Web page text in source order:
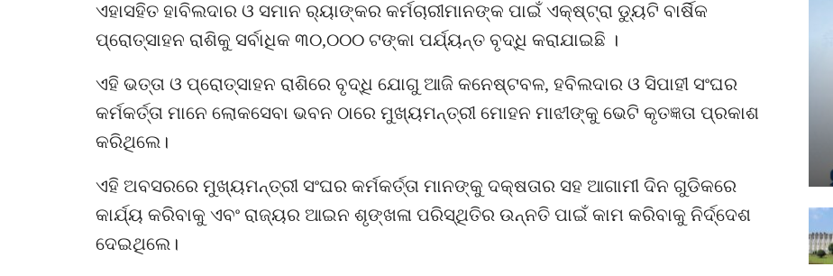
ଏହାସହିତ ହାବିଲଦାର ଓ ସମାନ ର‍୍ୟାଙ୍କର କର୍ମଚାରୀମାନଙ୍କ ପାଇଁ ଏକ୍‌ଷ୍ଟ୍ରା ଡ୍ୟୁଟି ବାର୍ଷିକ
ପ୍ରୋତ୍ସାହନ ରାଶିକୁ ସର୍ବାଧିକ ୩୦,୦୦୦ ଟଙ୍କା ପର୍ଯ୍ୟନ୍ତ ବୃଦ୍ଧି କରାଯାଇଛି ।
ଏହି ଭତ୍ତା ଓ ପ୍ରୋତ୍ସାହନ ରାଶିରେ ବୃଦ୍ଧି ଯୋଗୁ ଆଜି କନେଷ୍ଟବଳ, ହବିଲଦାର ଓ ସିପାହୀ ସଂଘର
କର୍ମକର୍ତ୍ତା ମାନେ ଲୋକସେବା ଭବନ ଠାରେ ମୁଖ୍ୟମନ୍ତ୍ରୀ ମୋହନ ମାଝୀଙ୍କୁ ଭେଟି କୃତଜ୍ଞତା ପ୍ରକାଶ
କରିଥିଲେ।
ଏହି ଅବସରରେ ମୁଖ୍ୟମନ୍ତ୍ରୀ ସଂଘର କର୍ମକର୍ତ୍ତା ମାନଙ୍କୁ ଦକ୍ଷତାର ସହ ଆଗାମୀ ଦିନ ଗୁଡିକରେ
କାର୍ଯ୍ୟ କରିବାକୁ ଏବଂ ରାଜ୍ୟର ଆଇନ ଶୃଙ୍ଖଳା ପରିସ୍ଥିତିର ଉନ୍ନତି ପାଇଁ କାମ କରିବାକୁ ନିର୍ଦ୍ଦେଶ
ଦେଇଥିଲେ।